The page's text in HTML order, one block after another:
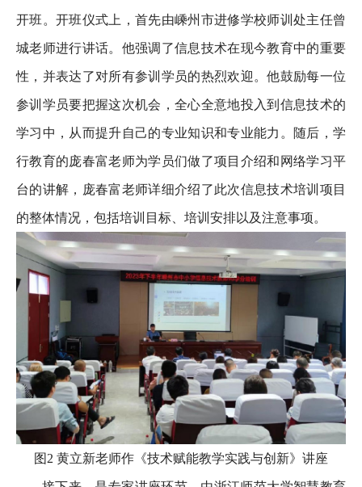
开班。开班仪式上，首先由嵊州市进修学校师训处主任曾
城老师进行讲话。他强调了信息技术在现今教育中的重要
性，并表达了对所有参训学员的热烈欢迎。他鼓励每一位
参训学员要把握这次机会，全心全意地投入到信息技术的
学习中，从而提升自己的专业知识和专业能力。随后，学
行教育的庞春富老师为学员们做了项目介绍和网络学习平
台的讲解，庞春富老师详细介绍了此次信息技术培训项目
的整体情况，包括培训目标、培训安排以及注意事项。
图2 黄立新老师作《技术赋能教学实践与创新》讲座